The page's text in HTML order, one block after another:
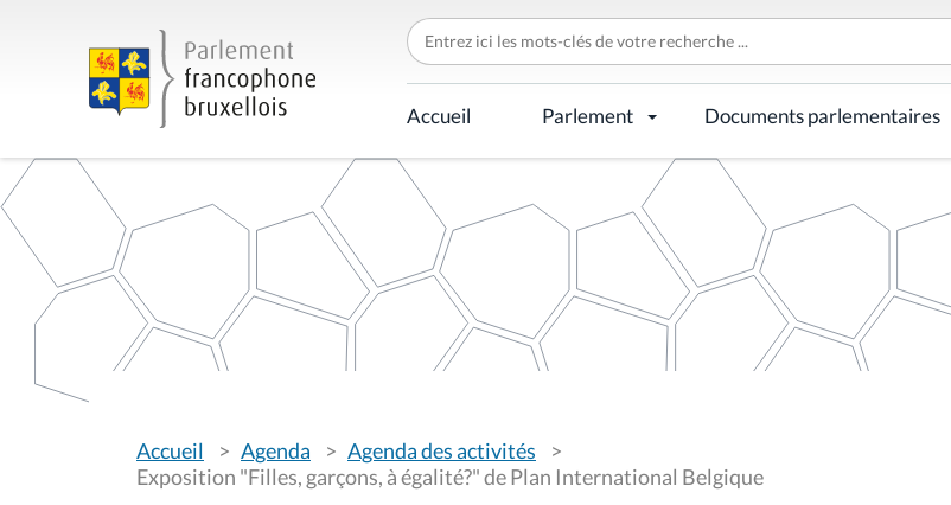
C
h
e
r
c
h
r
p
Accueil Parlement Documents parlementaires
o
u
s
Accueil Agenda
Agenda des activités
Exposition "Filles, garçons, à égalité?" de Plan International Belgique